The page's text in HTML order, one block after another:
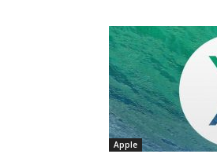
Apple